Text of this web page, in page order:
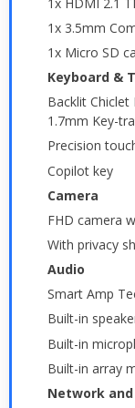
1x 3.5mm
1x Micro SD
Keyboard &
Backlit
1.7mm Key-
Precision
Copilot key
Camera
FHD camera
With privacy
Audio
Smart Amp
Built-in
Built-in
Built-in array
Network